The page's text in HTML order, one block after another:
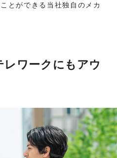
とができる当社独自のメカ
ワークにもアウ